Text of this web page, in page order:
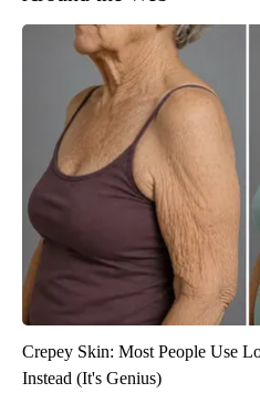
Crepey Skin: Most People Use
Instead (It's Genius)